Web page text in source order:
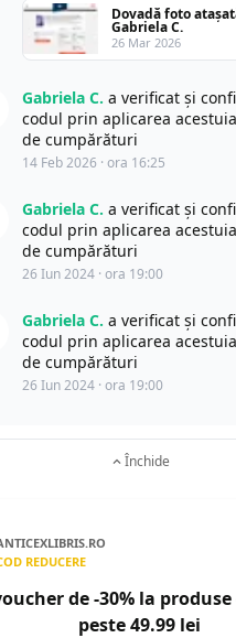
Dovadă foto
Gabriela C.
26 Mar 2026
Gabriela C. a verificat și
codul prin aplicarea
de cumpărături
14 Feb 2026 · ora 16:25
Gabriela C. a verificat și
codul prin aplicarea
de cumpărături
26 Iun 2024 · ora 19:00
Gabriela C. a verificat și
codul prin aplicarea
de cumpărături
26 Iun 2024 · ora 19:00
Închide
REDUCERE
de -30% la
peste 49.99 lei